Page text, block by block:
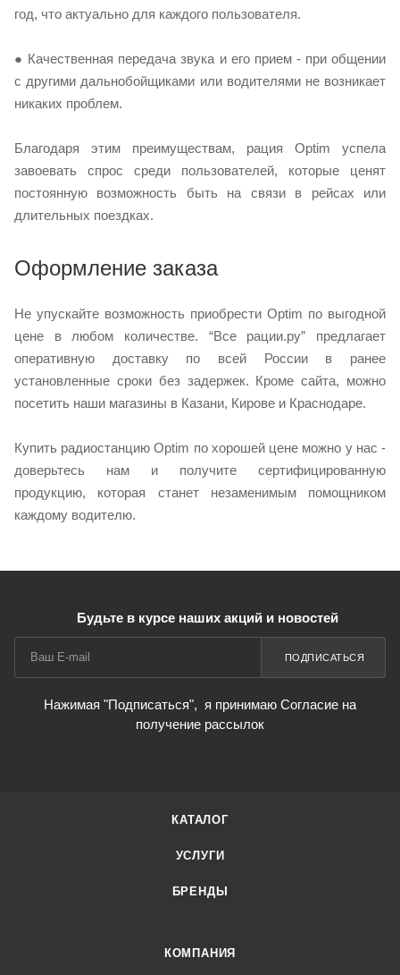
год, что актуально для каждого пользователя.
● Качественная передача звука и его прием - при общении
с другими дальнобойщиками или водителями не возникает
никаких проблем.
Благодаря этим преимуществам, рация Optim успела
завоевать спрос среди пользователей, которые ценят
постоянную возможность быть на связи в рейсах или
длительных поездках.
Оформление заказа
Не упускайте возможность приобрести Optim по выгодной
цене в любом количестве. “Все рации.ру” предлагает
оперативную доставку по всей России в ранее
установленные сроки без задержек. Кроме сайта, можно
посетить наши магазины в Казани, Кирове и Краснодаре.
Купить радиостанцию Optim по хорошей цене можно у нас -
доверьтесь нам и получите сертифицированную
продукцию, которая станет незаменимым помощником
каждому водителю.
Будьте в курсе наших акций и новостей
ПОДПИСАТЬСЯ
Нажимая "Подписаться", я принимаю Согласие на
получение рассылок
КАТАЛОГ
УСЛУГИ
БРЕНДЫ
КОМПАНИЯ